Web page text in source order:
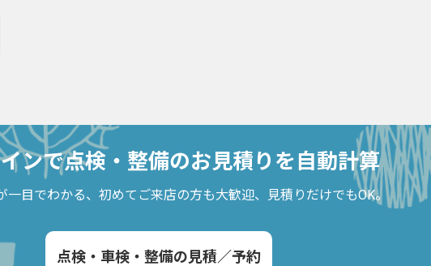
ンで点検・整備のお見積りを自動計算
一目でわかる、 初めてご来店の方も大歓迎、見積りだけでもOK。
点検・車検・整備の見積／予約